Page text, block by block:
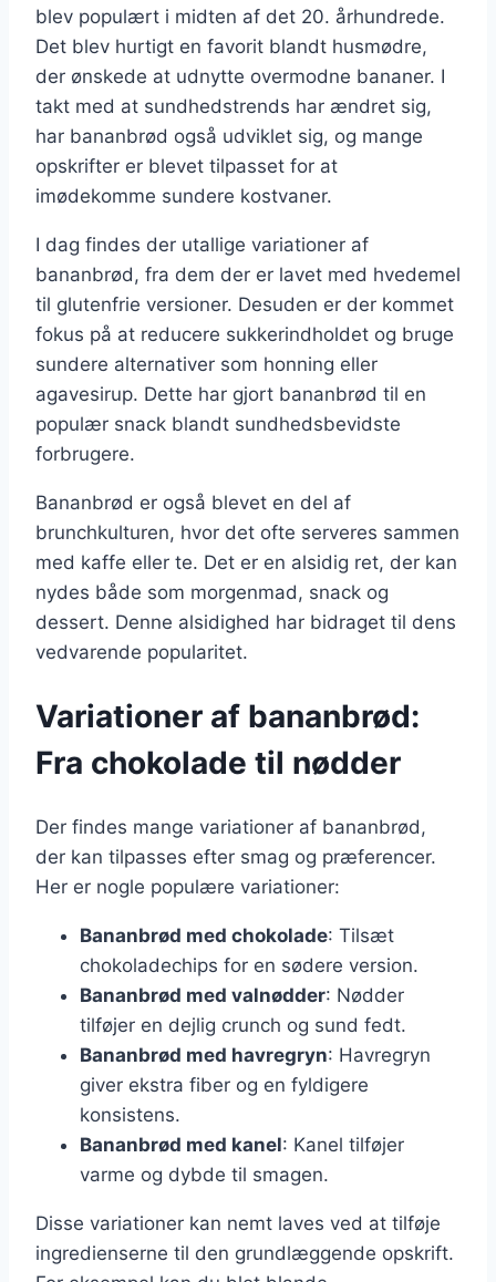
blev populært i midten af det 20. århundrede.
Det blev hurtigt en favorit blandt husmødre,
der ønskede at udnytte overmodne bananer. I
takt med at sundhedstrends har ændret sig,
har bananbrød også udviklet sig, og mange
opskrifter er blevet tilpasset for at
imødekomme sundere kostvaner.
I dag findes der utallige variationer af
bananbrød, fra dem der er lavet med hvedemel
til glutenfrie versioner. Desuden er der kommet
fokus på at reducere sukkerindholdet og bruge
sundere alternativer som honning eller
agavesirup. Dette har gjort bananbrød til en
populær snack blandt sundhedsbevidste
forbrugere.
Bananbrød er også blevet en del af
brunchkulturen, hvor det ofte serveres sammen
med kaffe eller te. Det er en alsidig ret, der kan
nydes både som morgenmad, snack og
dessert. Denne alsidighed har bidraget til dens
vedvarende popularitet.
Variationer af bananbrød:
Fra chokolade til nødder
Der findes mange variationer af bananbrød,
der kan tilpasses efter smag og præferencer.
Her er nogle populære variationer:
Bananbrød med chokolade: Tilsæt
chokoladechips for en sødere version.
Bananbrød med valnødder: Nødder
tilføjer en dejlig crunch og sund fedt.
Bananbrød med havregryn: Havregryn
giver ekstra fiber og en fyldigere
konsistens.
Bananbrød med kanel: Kanel tilføjer
varme og dybde til smagen.
Disse variationer kan nemt laves ved at tilføje
ingredienserne til den grundlæggende opskrift.